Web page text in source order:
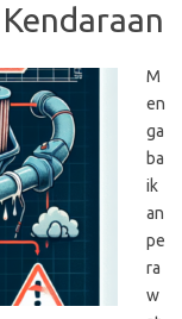
M
en
ga
ba
ik
an
pe
ra
w